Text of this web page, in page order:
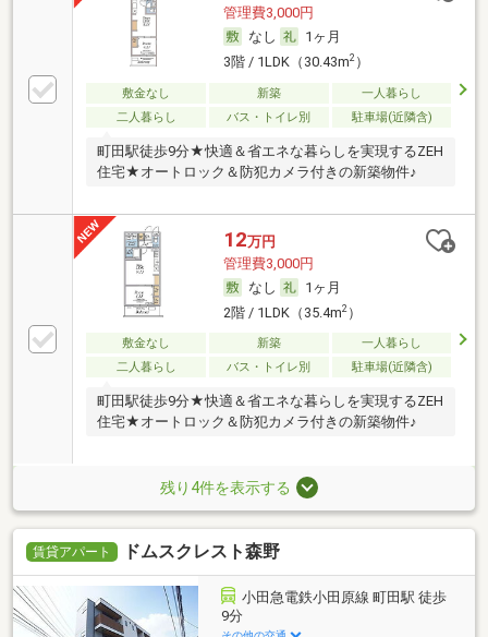
管理費3,000円
なし
1ヶ月
3階 / 1LDK（30.43m2）
敷金なし 新築
一人暮らし
二人暮らし
バス・トイレ別 駐車場(近隣含)
町田駅徒歩9分★快適＆省エネな暮らしを実現するZEH
住宅★オートロック＆防犯カメラ付きの新築物件♪
12万円
管理費3,000円
なし
1ヶ月
2階 / 1LDK（35.4m2）
敷金なし 新築
一人暮らし
二人暮らし
バス・トイレ別 駐車場(近隣含)
町田駅徒歩9分★快適＆省エネな暮らしを実現するZEH
住宅★オートロック＆防犯カメラ付きの新築物件♪
残り4件を表示する
賃貸アパート ドムスクレスト森野
小田急電鉄小田原線 町田駅 徒歩
9分